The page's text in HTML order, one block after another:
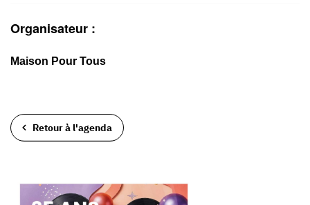
Organisateur :
Maison Pour Tous
Retour à l'agenda